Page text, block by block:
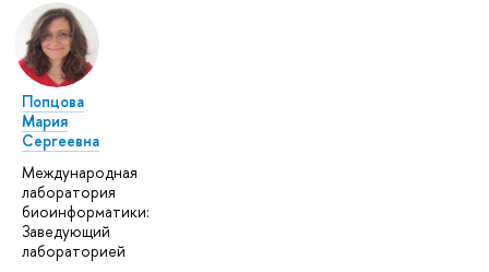
Попцова
Мария
Сергеевна
Международная
лаборатория
биоинформатики:
Заведующий
лабораторией